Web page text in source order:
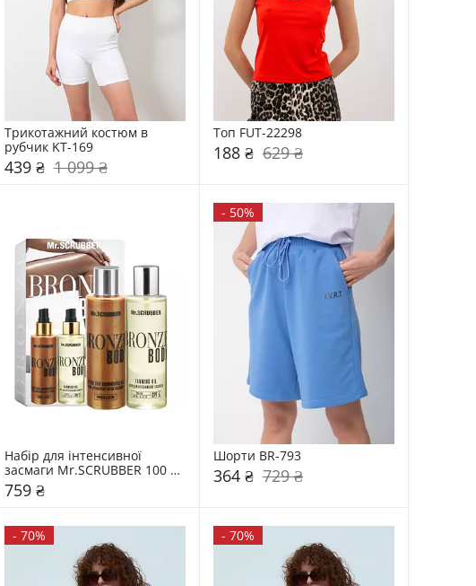
Трикотажний костюм в
рубчик KT-169
439 ₴ 1 099 ₴
Топ FUT-22298
188 ₴ 629 ₴
Набір для інтенсивної
засмаги Mr.SCRUBBER 100
мл
759 ₴
- 50%
Шорти BR-793
364 ₴ 729 ₴
- 70% - 70%